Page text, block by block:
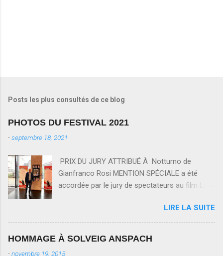
e
i
s
t
e
u
n
c
o
e
n
t
a
Posts les plus consultés de ce blog
PHOTOS DU FESTIVAL 2021
-septembre 18, 2021
PRIX DU JURY ATTRIBUÉ À Notturno de
Gianfranco Rosi MENTION SPÉCIALE a été
accordée par le jury de spectateurs au film La
SEPTEMBRE Préparation du Festival avec le
Président de Renc'Art au Méliès L'Ecole est
mon métier de Rémi Revellin, suivi d'une
LIRE LA SUITE
HOMMAGE À SOLVEIG ANSPACH
-novembre 19, 2015